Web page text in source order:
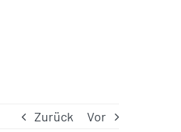
Zurück Vor